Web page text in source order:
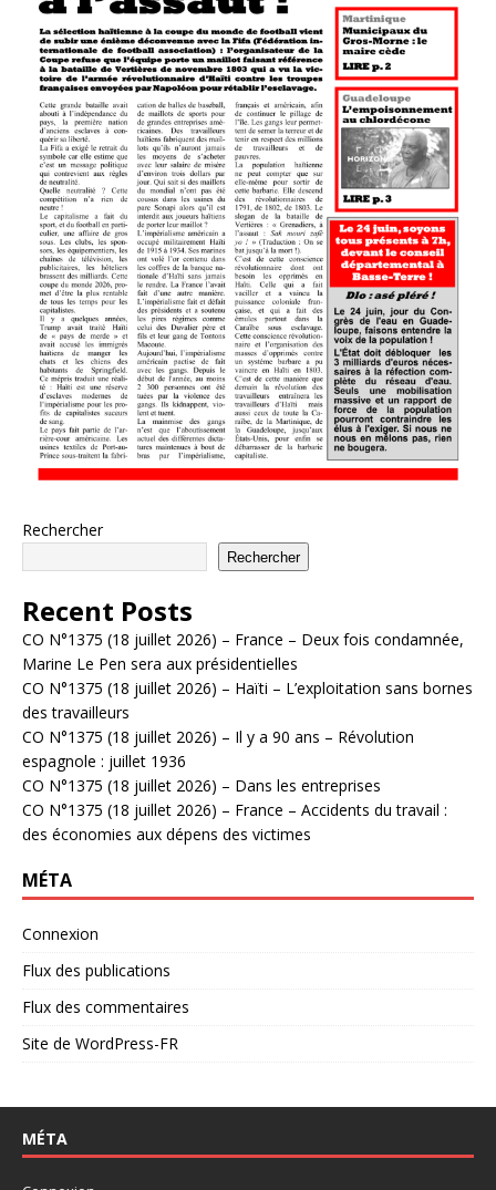
Rechercher
Rechercher
Recent Posts
CO N°1375 (18 juillet 2026) – France – Deux fois condamnée,
Marine Le Pen sera aux présidentielles
CO N°1375 (18 juillet 2026) – Haïti – L’exploitation sans bornes
des travailleurs
CO N°1375 (18 juillet 2026) – Il y a 90 ans – Révolution
espagnole : juillet 1936
CO N°1375 (18 juillet 2026) – Dans les entreprises
CO N°1375 (18 juillet 2026) – France – Accidents du travail :
des économies aux dépens des victimes
MÉTA
Connexion
Flux des publications
Flux des commentaires
Site de WordPress-FR
MÉTA